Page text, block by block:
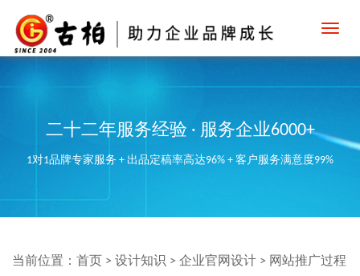
二十二年服务经验 · 服务企业6000+
1对1品牌专家服务 + 出品定稿率高达96% + 客户服务满意度99%
当前位置： 首页 > 设计知识 > 企业官网设计 > 网站推广过程